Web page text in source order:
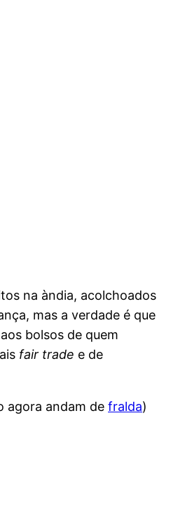
na àndia, acolchoados
mas a verdade é que
bolsos de quem
fair trade e de
agora andam de fralda)